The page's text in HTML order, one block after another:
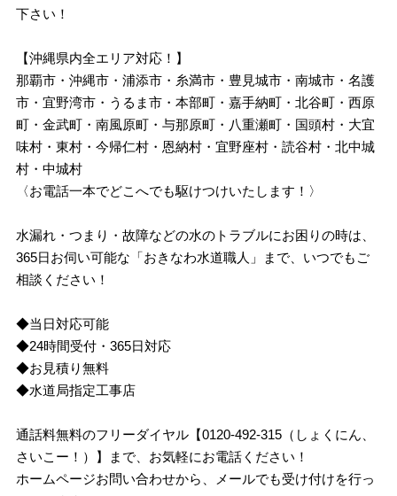
下さい！
【沖縄県内全エリア対応！】
那覇市・沖縄市・浦添市・糸満市・豊見城市・南城市・名護
市・宜野湾市・うるま市・本部町・嘉手納町・北谷町・西原
町・金武町・南風原町・与那原町・八重瀬町・国頭村・大宜
味村・東村・今帰仁村・恩納村・宜野座村・読谷村・北中城
村・中城村
〈お電話一本でどこへでも駆けつけいたします！〉
水漏れ・つまり・故障などの水のトラブルにお困りの時は、
365日お伺い可能な「おきなわ水道職人」まで、いつでもご
相談ください！
◆当日対応可能
◆24時間受付・365日対応
◆お見積り無料
◆水道局指定工事店
通話料無料のフリーダイヤル【0120-492-315（しょくにん、
さいこー！）】まで、お気軽にお電話ください！
ホームページお問い合わせから、メールでも受け付けを行っ